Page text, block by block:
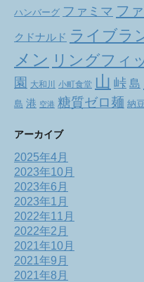
ハンバーグ ファミマ フ
クドナルド ライブラ
メン リングフィ
園
大和川 小町食堂 山 峠 島
島 港 空港 糖質ゼロ麺 納豆
アーカイブ
2025年4月
2023年10月
2023年6月
2023年1月
2022年11月
2022年2月
2021年10月
2021年9月
2021年8月